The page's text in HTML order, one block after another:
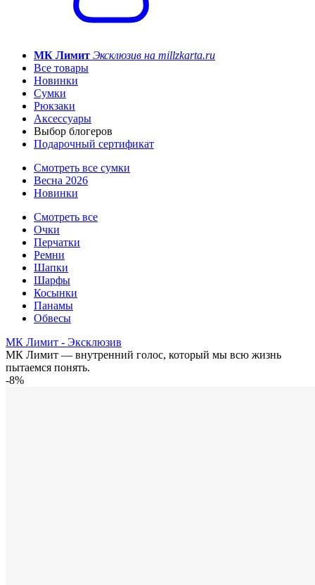
МК Лимит Эксклюзив на millzkarta.ru
Все товары
Новинки
Сумки
Рюкзаки
Аксессуары
Выбор блогеров
Подарочный сертификат
Смотреть все сумки
Весна 2026
Новинки
Смотреть все
Очки
Перчатки
Ремни
Шапки
Шарфы
Косынки
Панамы
Обвесы
МК Лимит - Эксклюзив
МК Лимит — внутренний голос, который мы всю жизнь
пытаемся понять.
-8%